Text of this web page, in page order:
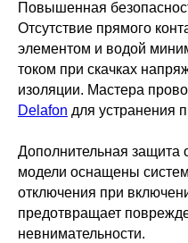
Повышенная
Отсутствие прямого
элементом и водой
током при скачках
изоляции. Мастера
Delafon для устранения
Дополнительная защита
модели оснащены
отключения при
предотвращает
невнимательности.